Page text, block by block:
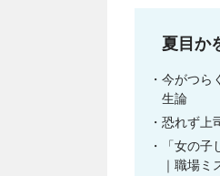
夏目か
今がつら
生論
恐れず上
「女の
｜職場ミ